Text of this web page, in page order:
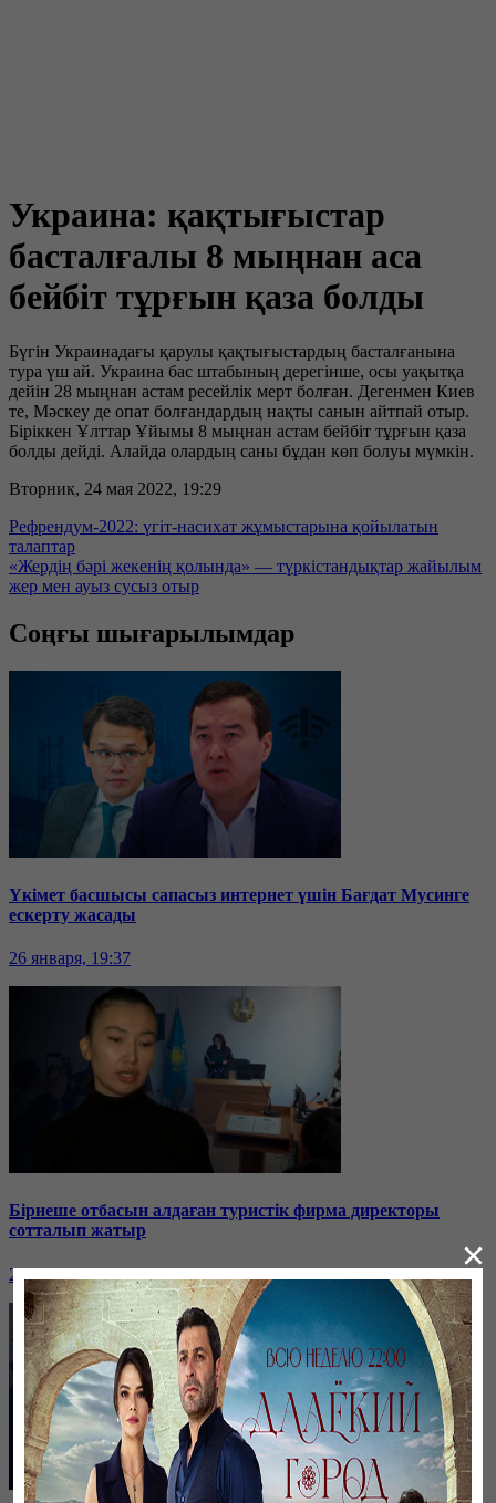
Украина: қақтығыстар
басталғалы 8 мыңнан аса
бейбіт тұрғын қаза болды
Бүгін Украинадағы қарулы қақтығыстардың басталғанына
тура үш ай. Украина бас штабының дерегінше, осы уақытқа
дейін 28 мыңнан астам ресейлік мерт болған. Дегенмен Киев
те, Мәскеу де опат болғандардың нақты санын айтпай отыр.
Біріккен Ұлттар Ұйымы 8 мыңнан астам бейбіт тұрғын қаза
болды дейді. Алайда олардың саны бұдан көп болуы мүмкін.
Вторник, 24 мая 2022, 19:29
Рефрендум-2022: үгіт-насихат жұмыстарына қойылатын
талаптар
«Жердің бәрі жекенің қолында» — түркістандықтар жайылым
жер мен ауыз сусыз отыр
Соңғы шығарылымдар
Үкімет басшысы сапасыз интернет үшін Бағдат Мусинге
ескерту жасады
26 января, 19:37
Бірнеше отбасын алдаған туристік фирма директоры
сотталып жатыр
26 января, 19:36 ×